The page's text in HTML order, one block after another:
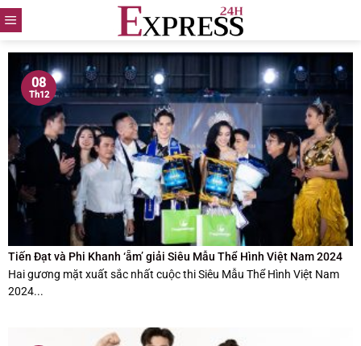
Skip
to
content
Tiến Đạt và Phi Khanh ‘ẵm’ giải Siêu Mẫu Thể Hình Việt Nam 2024
Hai gương mặt xuất sắc nhất cuộc thi Siêu Mẫu Thể Hình Việt Nam
2024...
08
Th12